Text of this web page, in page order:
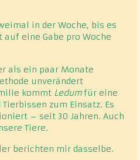
in der Woche, bis es
eine Gabe pro Woche
als ein paar Monate
unverändert
kommt Ledumfür eine
zum Einsatz. Es
– seit 30 Jahren. Auch
Tiere.
berichten mir dasselbe.